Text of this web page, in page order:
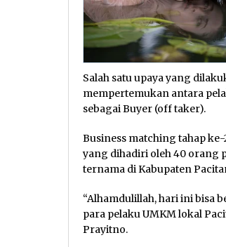
Salah satu upaya yang
mempertemukan antara
sebagai Buyer (off taker).
Business matching tahap ke-
yang dihadiri oleh 40 orang
ternama di Kabupaten
“Alhamdulillah, hari ini bisa
para pelaku UMKM lokal
Prayitno.